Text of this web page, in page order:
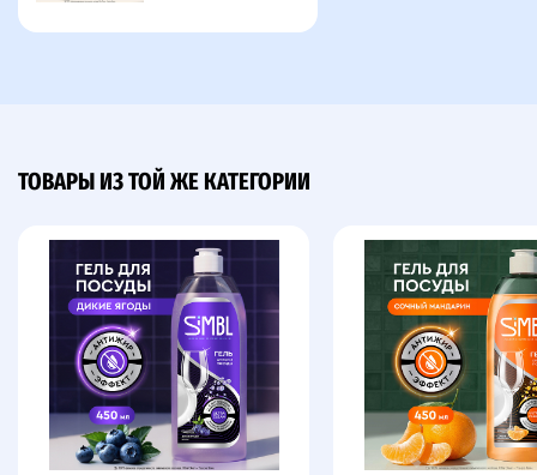
ТОВАРЫ ИЗ ТОЙ ЖЕ КАТЕГОРИИ